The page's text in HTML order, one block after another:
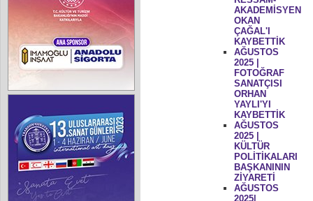
AKADEMİSYEN
OKAN
ÇAĞAL'I
KAYBETTİK
AĞUSTOS
2025 |
FOTOĞRAF
SANATÇISI
ORHAN
YAYLI'YI
KAYBETTİK
AĞUSTOS
2025 |
KÜLTÜR
POLİTİKALARI
BAŞKANININ
ZİYARETİ
AĞUSTOS
2025|